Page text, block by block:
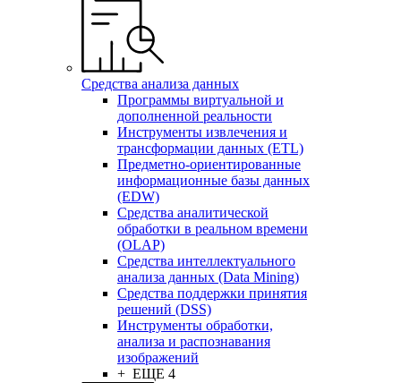
Средства анализа данных
Программы виртуальной и
дополненной реальности
Инструменты извлечения и
трансформации данных (ETL)
Предметно-ориентированные
информационные базы данных
(EDW)
Средства аналитической
обработки в реальном времени
(OLAP)
Средства интеллектуального
анализа данных (Data Mining)
Средства поддержки принятия
решений (DSS)
Инструменты обработки,
анализа и распознавания
изображений
+ ЕЩЕ 4